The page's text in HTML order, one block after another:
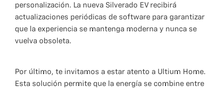
personalización. La nueva Silverado EV recibirá
actualizaciones periódicas de software para garantizar
que la experiencia se mantenga moderna y nunca se
vuelva obsoleta.
Por último, te invitamos a estar atento a Ultium Home.
Esta solución permite que la energía se combine entre